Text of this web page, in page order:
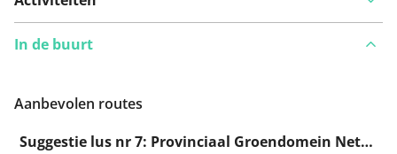
In de buurt
Aanbevolen routes
Suggestie lus nr 7: Provinciaal Groendomein Neteland